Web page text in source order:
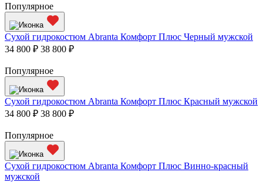
Популярное
Сухой гидрокостюм Abranta Комфорт Плюс Черный мужской
34 800 ₽ 38 800 ₽
Популярное
Сухой гидрокостюм Abranta Комфорт Плюс Красный мужской
34 800 ₽ 38 800 ₽
Популярное
Сухой гидрокостюм Abranta Комфорт Плюс Винно-красный
мужской